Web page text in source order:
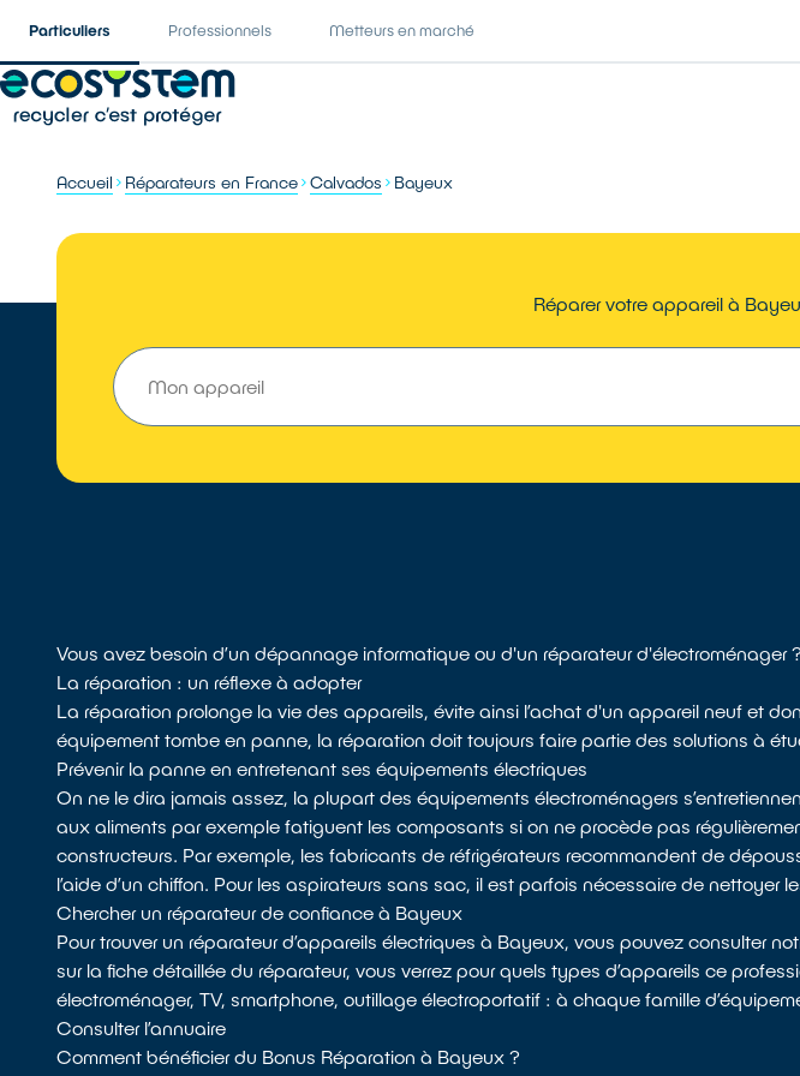
Particuliers Professionnels Metteurs en marché
Accueil Réparateurs en France Calvados Bayeux
Réparer votre appareil à
Vous avez besoin d’un dépannage informatique ou d'un réparateur
La réparation : un réflexe à adopter
La réparation prolonge la vie des appareils, évite ainsi l’achat d'un appareil neuf et
équipement tombe en panne, la réparation doit toujours faire partie des solutions à
Prévenir la panne en entretenant ses équipements électriques
On ne le dira jamais assez, la plupart des équipements électroménagers
aux aliments par exemple fatiguent les composants si on ne procède pas
constructeurs. Par exemple, les fabricants de réfrigérateurs recommandent de
l’aide d’un chiffon. Pour les aspirateurs sans sac, il est parfois nécessaire de nettoyer
Chercher un réparateur de confiance à Bayeux
Pour trouver un réparateur d’appareils électriques à Bayeux, vous pouvez consulter
sur la fiche détaillée du réparateur, vous verrez pour quels types d’appareils ce
électroménager, TV, smartphone, outillage électroportatif : à chaque famille
Consulter l’annuaire
Comment bénéficier du Bonus Réparation à Bayeux ?